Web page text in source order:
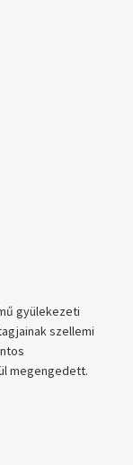
gyülekezeti
szellemi
megengedett.